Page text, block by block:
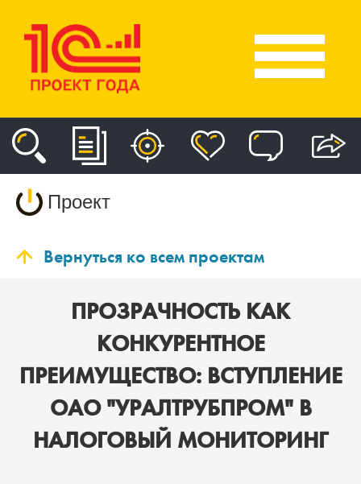
Проект
Вернуться ко всем проектам
ПРОЗРАЧНОСТЬ КАК
КОНКУРЕНТНОЕ
ПРЕИМУЩЕСТВО: ВСТУПЛЕНИЕ
ОАО "УРАЛТРУБПРОМ" В
НАЛОГОВЫЙ МОНИТОРИНГ